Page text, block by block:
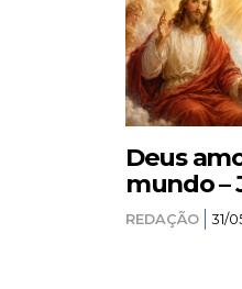
Deus
mundo –
REDAÇÃO 31/